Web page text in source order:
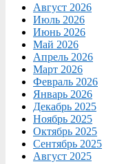
Август 2026
Июль 2026
Июнь 2026
Май 2026
Апрель 2026
Март 2026
Февраль 2026
Январь 2026
Декабрь 2025
Ноябрь 2025
Октябрь 2025
Сентябрь 2025
Август 2025